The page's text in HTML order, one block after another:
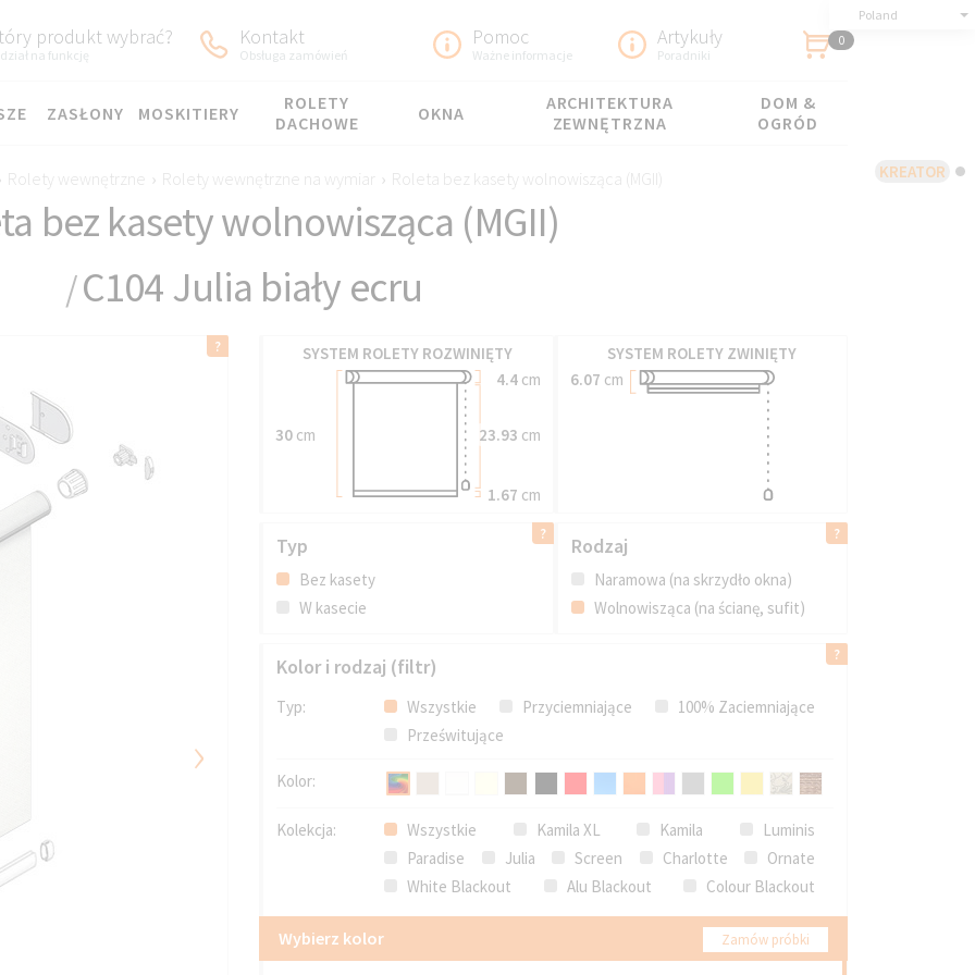
KREATOR
Poland
produkt wybrać?
na funkcję
Kontakt
Obsługa zamówień
Pomoc
Ważne informacje
Artykuły
Poradniki
0
ZASŁONY MOSKITIERY
ROLETY
DACHOWE
OKNA
ARCHITEKTURA
ZEWNĘTRZNA
DOM &
OGRÓD
Rolety wewnętrzne › Rolety wewnętrzne na wymiar › Roleta bez kasety wolnowisząca (MGII)
bez kasety wolnowisząca (MGII)
/C104 Julia biały ecru
›
SYSTEM ROLETY ROZWINIĘTY
30 cm
4.4cm
23.93 cm
1.67 cm
SYSTEM ROLETY ZWINIĘTY
6.07 cm
Typ
Bez kasety
W kasecie
Rodzaj
Naramowa (na skrzydło okna)
Wolnowisząca (na ścianę, sufit)
Kolor i rodzaj (filtr)
Typ: Wszystkie Przyciemniające
100% Zaciemniające
Prześwitujące
Kolor:
Kolekcja: Wszystkie Kamila XL Kamila
Luminis
Paradise
Julia Screen Charlotte
Ornate
White Blackout
Alu Blackout Colour Blackout
Wybierz kolor Zamów próbki